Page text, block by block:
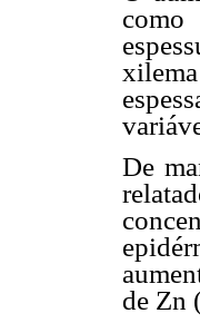
como
De
de Zn